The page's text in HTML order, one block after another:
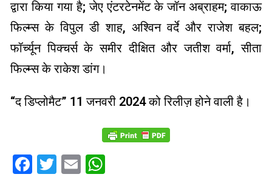
द्वारा किया गया है; जेए एंटरटेनमेंट के जॉन अब्राहम; वाकाऊ
फिल्म्स के विपुल डी शाह, अश्विन वर्दे और राजेश बहल;
फॉर्च्यून पिक्चर्स के समीर दीक्षित और जतीश वर्मा, सीता
फिल्म्स के राकेश डांग।
“द डिप्लोमैट” 11 जनवरी 2024 को रिलीज़ होने वाली है।
Facebook
Twitter
Email